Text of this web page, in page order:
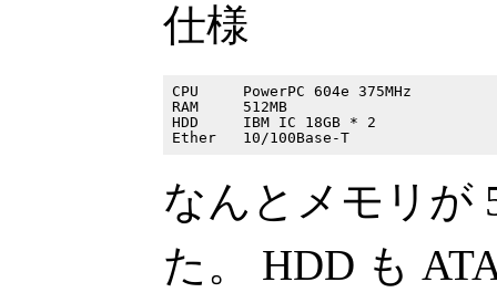
仕様
CPU     PowerPC 604e 375MHz
RAM     512MB
HDD     IBM IC 18GB * 2
なんとメモリが
た。 HDD も